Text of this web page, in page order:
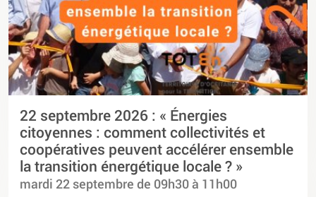
22 septembre 2026 : « Énergies
citoyennes : comment collectivités et
coopératives peuvent accélérer ensemble
la transition énergétique locale ? »
mardi 22 septembre de 09h30 à 11h00